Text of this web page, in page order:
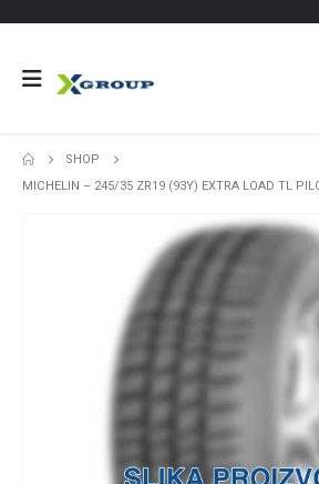
SHOP
MICHELIN – 245/35 ZR19 (93Y) EXTRA LOAD TL